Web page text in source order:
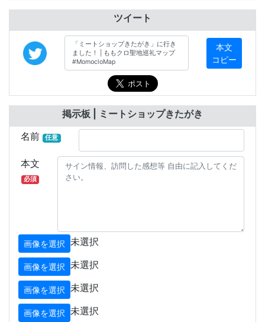
ツイート
本文
コピー
掲示板 | ミートショップきたがき
名前
任意
本文
必須
画像を選択 未選択
画像を選択 未選択
画像を選択 未選択
画像を選択 未選択